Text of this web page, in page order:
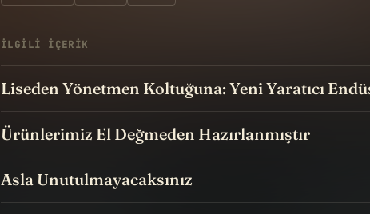
İLGILI IÇERIK
Liseden Yönetmen Koltuğuna: Yeni Yaratıcı
Ürünlerimiz El Değmeden Hazırlanmıştır
Asla Unutulmayacaksınız